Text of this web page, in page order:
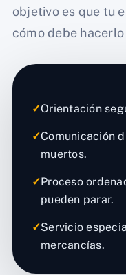
objetivo es que tu
cómo debe
✓Orientación
✓Comunicación
muertos.
✓Proceso
pueden parar.
✓Servicio
mercancías.